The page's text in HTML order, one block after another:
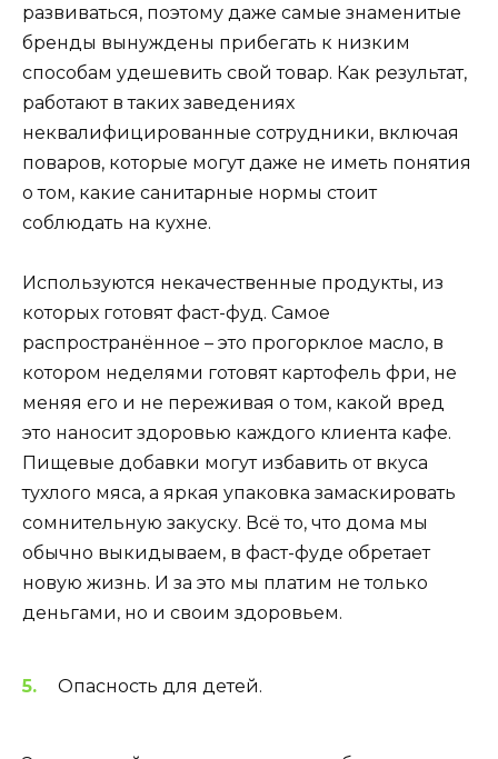
развиваться, поэтому даже самые знаменитые
бренды вынуждены прибегать к низким
способам удешевить свой товар. Как результат,
работают в таких заведениях
неквалифицированные сотрудники, включая
поваров, которые могут даже не иметь понятия
о том, какие санитарные нормы стоит
соблюдать на кухне.
Используются некачественные продукты, из
которых готовят фаст-фуд. Самое
распространённое – это прогорклое масло, в
котором неделями готовят картофель фри, не
меняя его и не переживая о том, какой вред
это наносит здоровью каждого клиента кафе.
Пищевые добавки могут избавить от вкуса
тухлого мяса, а яркая упаковка замаскировать
сомнительную закуску. Всё то, что дома мы
обычно выкидываем, в фаст-фуде обретает
новую жизнь. И за это мы платим не только
деньгами, но и своим здоровьем.
Опасность для детей.